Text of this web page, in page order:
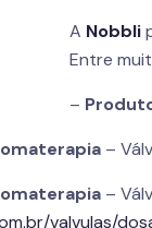
A Nobbli
Entre
–
–
–
valvulas/